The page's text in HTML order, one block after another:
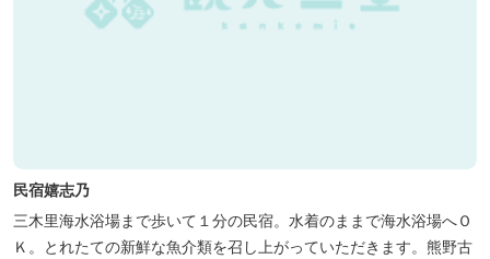
民宿嬉志乃
三木里海水浴場まで歩いて１分の民宿。水着のままで海水浴場へＯ
Ｋ。とれたての新鮮な魚介類を召し上がっていただきます。熊野古